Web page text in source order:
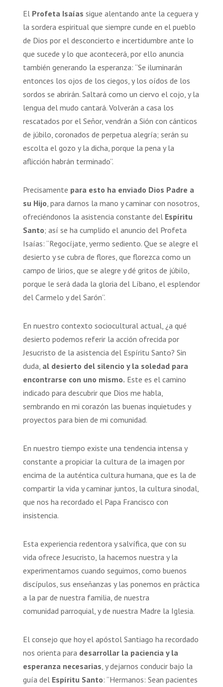
El Profeta Isaías sigue alentando ante la ceguera y
la sordera espiritual que siempre cunde en el pueblo
de Dios por el desconcierto e incertidumbre ante lo
que sucede y lo que acontecerá, por ello anuncia
también generando la esperanza: “Se iluminarán
entonces los ojos de los ciegos, y los oídos de los
sordos se abrirán. Saltará como un ciervo el cojo, y la
lengua del mudo cantará. Volverán a casa los
rescatados por el Señor, vendrán a Sión con cánticos
de júbilo, coronados de perpetua alegría; serán su
escolta el gozo y la dicha, porque la pena y la
aflicción habrán terminado”.
Precisamente para esto ha enviado Dios Padre a
su Hijo , para darnos la mano y caminar con nosotros,
ofreciéndonos la asistencia constante del Espíritu
Santo; así se ha cumplido el anuncio del Profeta
Isaías: “Regocíjate, yermo sediento. Que se alegre el
desierto y se cubra de flores, que florezca como un
campo de lirios, que se alegre y dé gritos de júbilo,
porque le será dada la gloria del Líbano, el esplendor
del Carmelo y del Sarón”.
En nuestro contexto sociocultural actual, ¿a qué
desierto podemos referir la acción ofrecida por
Jesucristo de la asistencia del Espíritu Santo? Sin
duda, al desierto del silencio y la soledad para
encontrarse con uno mismo. Este es el camino
indicado para descubrir que Dios me habla,
sembrando en mi corazón las buenas inquietudes y
proyectos para bien de mi comunidad.
En nuestro tiempo existe una tendencia intensa y
constante a propiciar la cultura de la imagen por
encima de la auténtica cultura humana, que es la de
compartir la vida y caminar juntos, la cultura sinodal,
que nos ha recordado el Papa Francisco con
insistencia.
Esta experiencia redentora y salvífica, que con su
vida ofrece Jesucristo, la hacemos nuestra y la
experimentamos cuando seguimos, como buenos
discípulos, sus enseñanzas y las ponemos en práctica
a la par de nuestra familia, de nuestra
comunidad parroquial, y de nuestra Madre la Iglesia.
El consejo que hoy el apóstol Santiago ha recordado
nos orienta para desarrollar la paciencia y la
esperanza necesarias , y dejarnos conducir bajo la
guía del Espíritu Santo: “Hermanos: Sean pacientes